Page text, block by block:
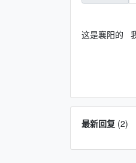
这是襄阳的
最新回复(2)